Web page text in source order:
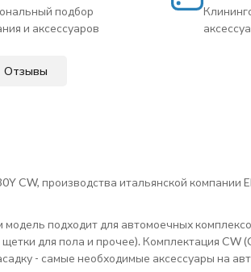
подбор
и аксессуаров
Отзывы
CW, производства итальянской
подходит для автомоечных
щетки для пола и прочее). Комплектация
- самые необходимые аксессуары на